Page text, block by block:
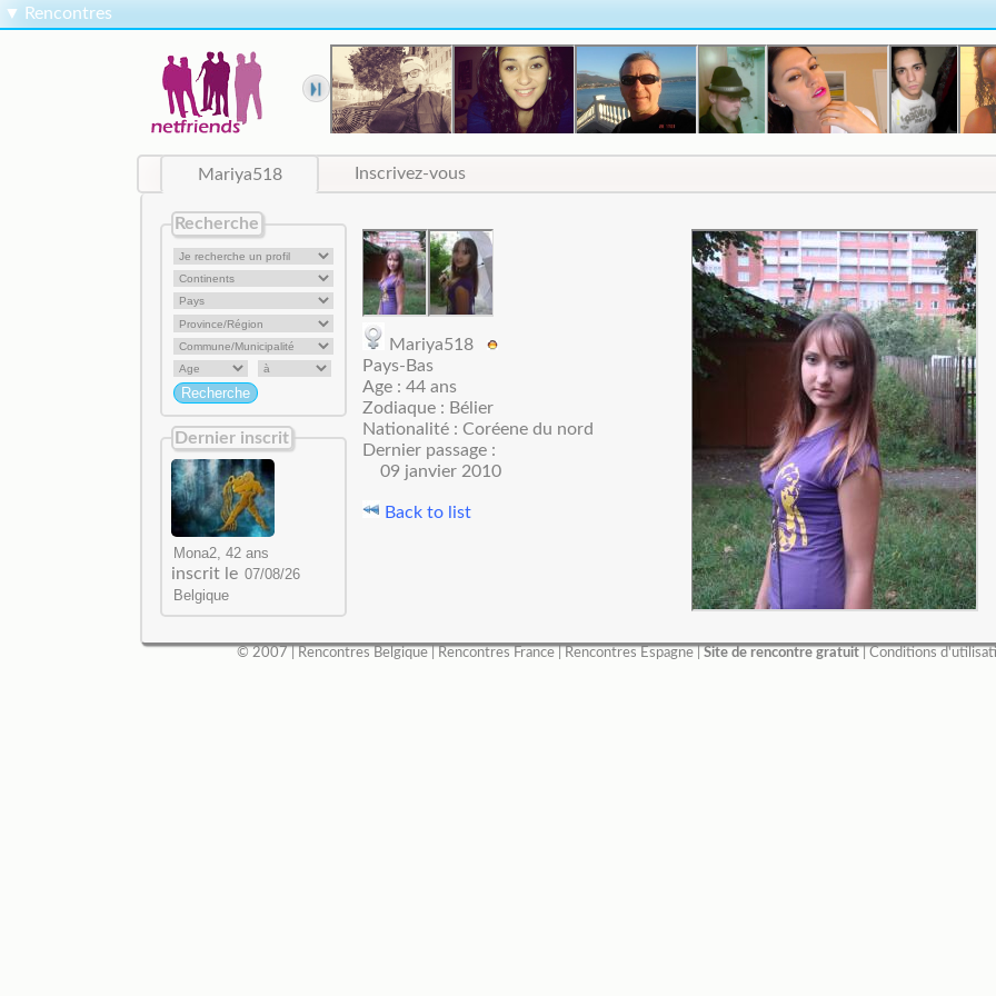
▼ Rencontres
Mariya518 Inscrivez-vous
Recherche
Dernier inscrit
inscrit le
Mariya518
Pays-Bas
Age : 44 ans
Zodiaque : Bélier
Nationalité : Coréene du nord
Dernier passage :
09 janvier 2010
Back to list
© 2007 | Rencontres Belgique| Rencontres France| Rencontres Espagne| Site de rencontre gratuit| Conditions